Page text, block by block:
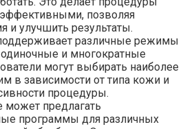
позволяя
и улучшить результаты.
различные режимы
и многократные
могут выбирать наиболее
в зависимости от типа кожи и
процедуры.
может предлагать
программы для различных